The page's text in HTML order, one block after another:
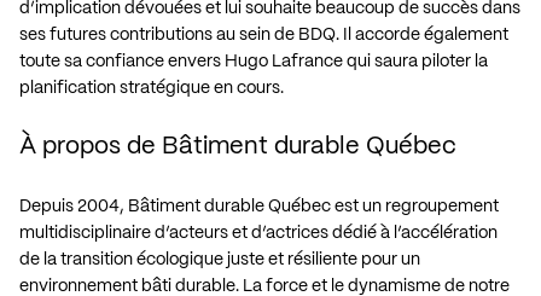
d’implication dévouées et lui souhaite beaucoup de succès dans
ses futures contributions au sein de BDQ. Il accorde également
toute sa confiance envers Hugo Lafrance qui saura piloter la
planification stratégique en cours.
À propos de Bâtiment durable Québec
Depuis 2004, Bâtiment durable Québec est un regroupement
multidisciplinaire d’acteurs et d’actrices dédié à l’accélération
de la transition écologique juste et résiliente pour un
environnement bâti durable. La force et le dynamisme de notre